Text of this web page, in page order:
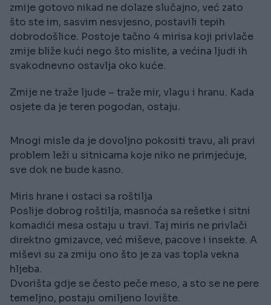
zmije gotovo nikad ne dolaze slučajno, već zato
što ste im, sasvim nesvjesno, postavili tepih
dobrodošlice. Postoje tačno 4 mirisa koji privlače
zmije bliže kući nego što mislite, a većina ljudi ih
svakodnevno ostavlja oko kuće.
Zmije ne traže ljude – traže mir, vlagu i hranu. Kada
osjete da je teren pogodan, ostaju.
Mnogi misle da je dovoljno pokositi travu, ali pravi
problem leži u sitnicama koje niko ne primjećuje,
sve dok ne bude kasno.
Miris hrane i ostaci sa roštilja
Poslije dobrog roštilja, masnoća sa rešetke i sitni
komadići mesa ostaju u travi. Taj miris ne privlači
direktno gmizavce, već miševe, pacove i insekte. A
miševi su za zmiju ono što je za vas topla vekna
hljeba.
Dvorišta gdje se često peče meso, a sto se ne pere
temeljno, postaju omiljeno lovište.